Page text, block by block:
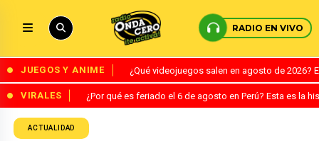
RADIO EN VIVO
JUEGOS Y ANIME ¿Qué videojuegos salen en agosto de
VIRALES ¿Por qué es feriado el 6 de agosto en Perú? Esta es la
ACTUALIDAD